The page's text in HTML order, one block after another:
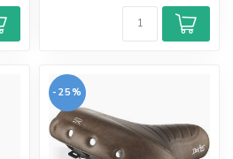
-25%